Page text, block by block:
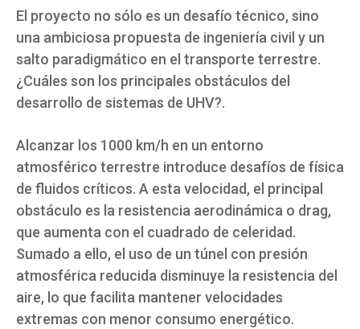
El proyecto no sólo es un desafío técnico, sino
una ambiciosa propuesta de ingeniería civil y un
salto paradigmático en el transporte terrestre.
¿Cuáles son los principales obstáculos del
desarrollo de sistemas de UHV?.
Alcanzar los 1000 km/h en un entorno
atmosférico terrestre introduce desafíos de física
de fluidos críticos. A esta velocidad, el principal
obstáculo es la resistencia aerodinámica o drag,
que aumenta con el cuadrado de celeridad.
Sumado a ello, el uso de un túnel con presión
atmosférica reducida disminuye la resistencia del
aire, lo que facilita mantener velocidades
extremas con menor consumo energético.